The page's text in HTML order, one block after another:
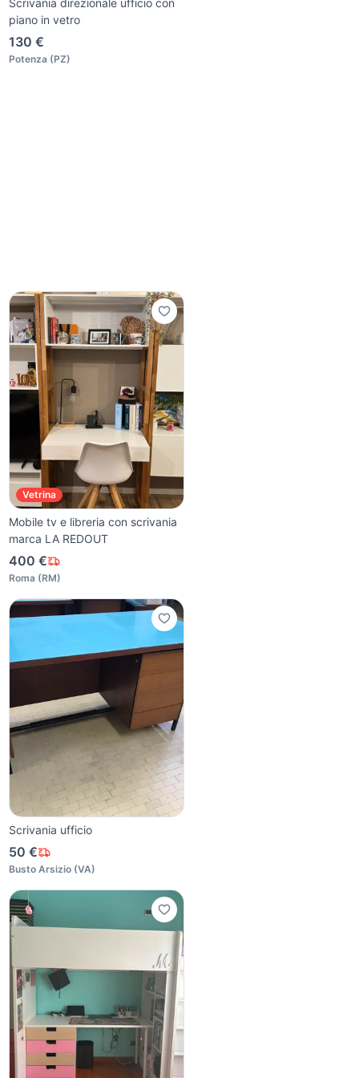
piano in vetro
130 €
Potenza (PZ)
Vetrina
Mobile tv e libreria con scrivania
marca LA REDOUT
400 €
Roma (RM)
Scrivania ufficio
50 €
Busto Arsizio (VA)